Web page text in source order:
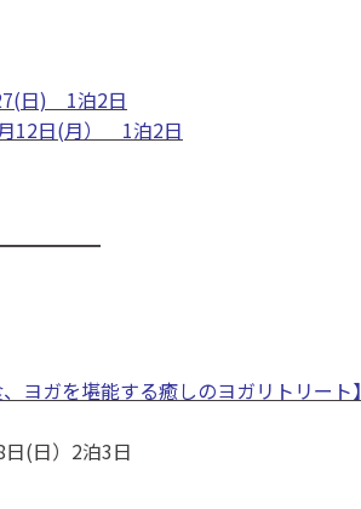
日) 1泊2日
12日(月） 1泊2日
ヨガを堪能する癒しのヨガリトリート】
(日）2泊3日